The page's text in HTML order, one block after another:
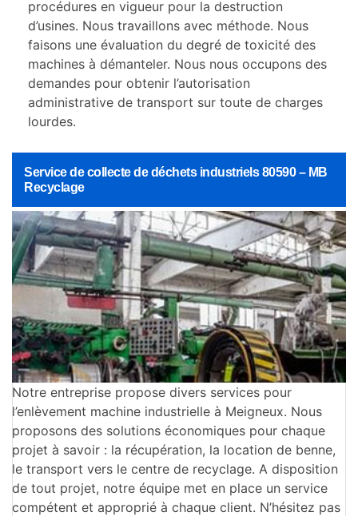
Service de collecte de déchets industriels 80590 – MB
Recyclage
Notre entreprise propose divers services pour
l’enlèvement machine industrielle à Meigneux. Nous
proposons des solutions économiques pour chaque
projet à savoir : la récupération, la location de benne,
le transport vers le centre de recyclage. A disposition
de tout projet, notre équipe met en place un service
compétent et approprié à chaque client. N’hésitez pas
procédures en vigueur pour la destruction
d’usines. Nous travaillons avec méthode. Nous
faisons une évaluation du degré de toxicité des
machines à démanteler. Nous nous occupons des
demandes pour obtenir l’autorisation
administrative de transport sur toute de charges
lourdes.